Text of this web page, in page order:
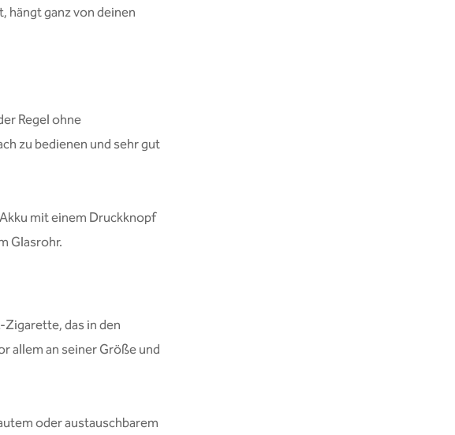
hängt ganz von deinen
Regel ohne
zu bedienen und sehr gut
mit einem Druckknopf
Glasrohr.
das in den
allem an seiner Größe und
oder austauschbarem